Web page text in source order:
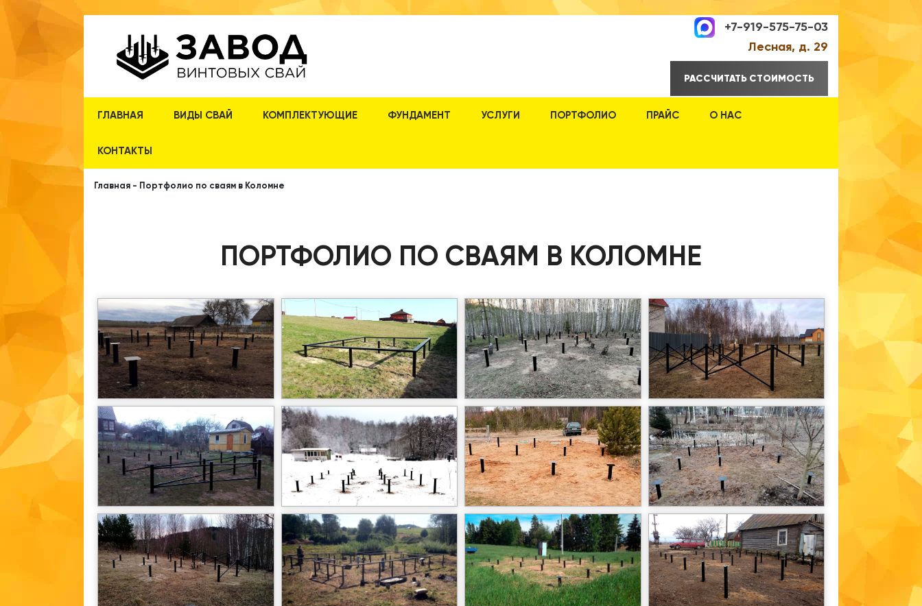
+7-919-575-75-03
Лесная, д. 29
РАССЧИТАТЬ СТОИМОСТЬ
ГЛАВНАЯ ВИДЫ СВАЙ КОМПЛЕКТУЮЩИЕ ФУНДАМЕНТ УСЛУГИ ПОРТФОЛИО ПРАЙС О НАС
КОНТАКТЫ
Главная - Портфолио по сваям в Коломне
ПОРТФОЛИО ПО СВАЯМ В КОЛОМНЕ